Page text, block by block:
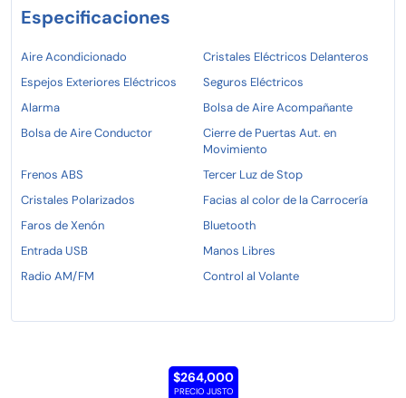
Especificaciones
Aire Acondicionado
Cristales Eléctricos Delanteros
Espejos Exteriores Eléctricos
Seguros Eléctricos
Alarma
Bolsa de Aire Acompañante
Bolsa de Aire Conductor
Cierre de Puertas Aut. en
Movimiento
Frenos ABS
Tercer Luz de Stop
Cristales Polarizados
Facias al color de la Carrocería
Faros de Xenón
Bluetooth
Entrada USB
Manos Libres
Radio AM/FM
Control al Volante
$264,000
PRECIO JUSTO